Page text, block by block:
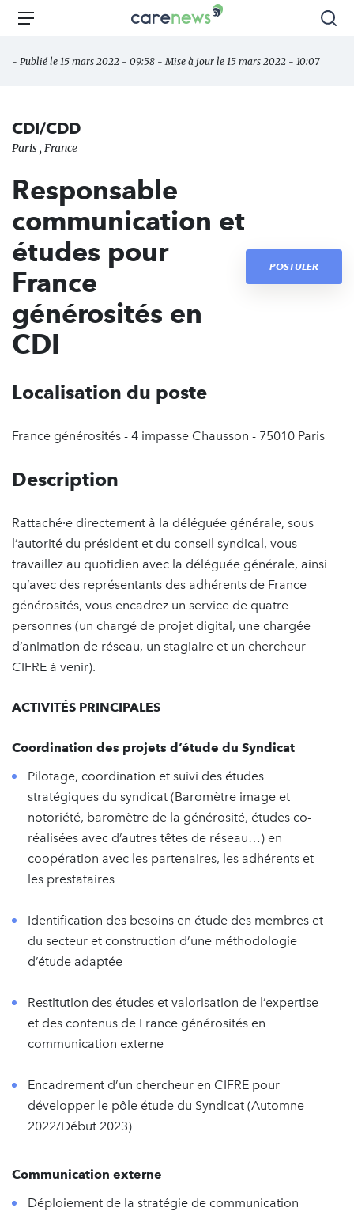
Aller
principal
Carenews,
des
Menu
- Publié le 15 mars 2022 - 09:58 - Mise à jour le 15 mars 2022 - 10:07
CDI/CDD
Paris , France
Responsable
communication et
études pour
France
générosités en
CDI
POSTULER
Localisation du poste
France générosités - 4 impasse Chausson - 75010 Paris
Description
Rattaché·e directement à la déléguée générale, sous
l’autorité du président et du conseil syndical, vous
travaillez au quotidien avec la déléguée générale, ainsi
qu’avec des représentants des adhérents de France
générosités, vous encadrez un service de quatre
personnes (un chargé de projet digital, une chargée
d’animation de réseau, un stagiaire et un chercheur
CIFRE à venir).
ACTIVITÉS PRINCIPALES
Coordination des projets d’étude du Syndicat
Pilotage, coordination et suivi des études
stratégiques du syndicat (Baromètre image et
notoriété, baromètre de la générosité, études co-
réalisées avec d’autres têtes de réseau…) en
coopération avec les partenaires, les adhérents et
les prestataires
Identification des besoins en étude des membres et
du secteur et construction d’une méthodologie
d’étude adaptée
Restitution des études et valorisation de l’expertise
et des contenus de France générosités en
communication externe
Encadrement d’un chercheur en CIFRE pour
développer le pôle étude du Syndicat (Automne
2022/Début 2023)
Communication externe
Déploiement de la stratégie de communication